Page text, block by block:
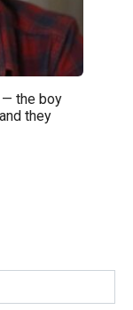
— the boy
they